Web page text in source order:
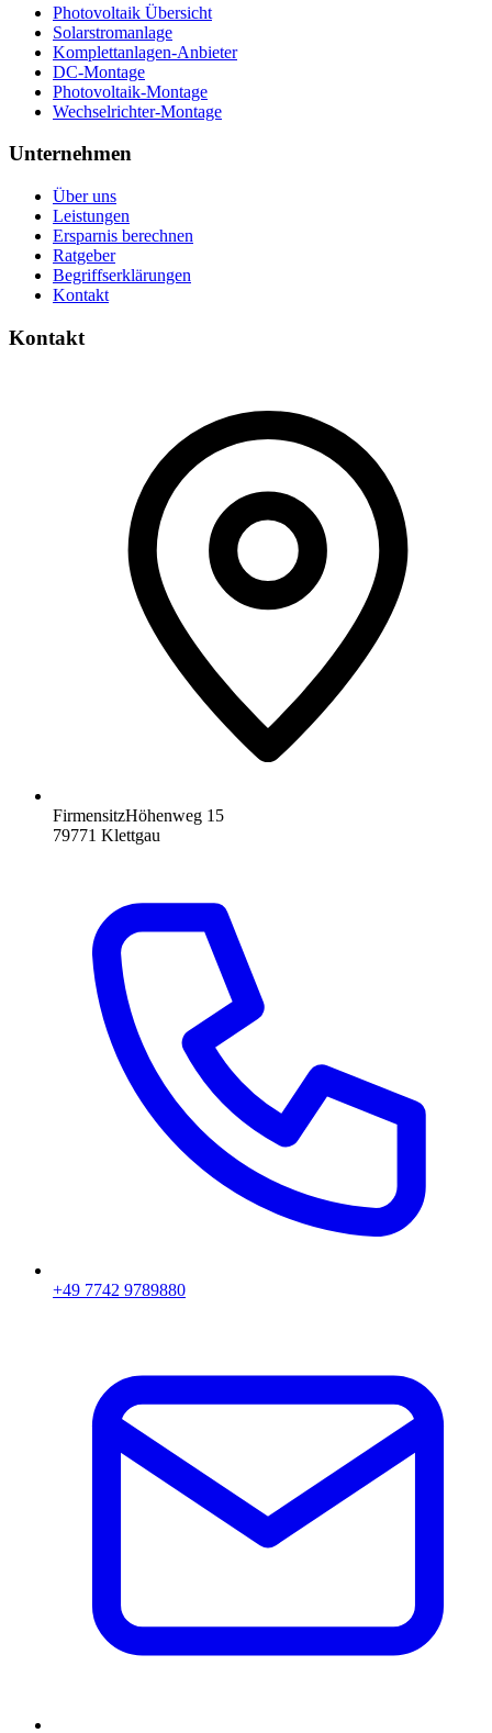
Photovoltaik Übersicht
Solarstromanlage
Komplettanlagen-Anbieter
DC-Montage
Photovoltaik-Montage
Wechselrichter-Montage
Unternehmen
Über uns
Leistungen
Ersparnis berechnen
Ratgeber
Begriffserklärungen
Kontakt
Kontakt
FirmensitzHöhenweg 15
79771 Klettgau
+49 7742 9789880